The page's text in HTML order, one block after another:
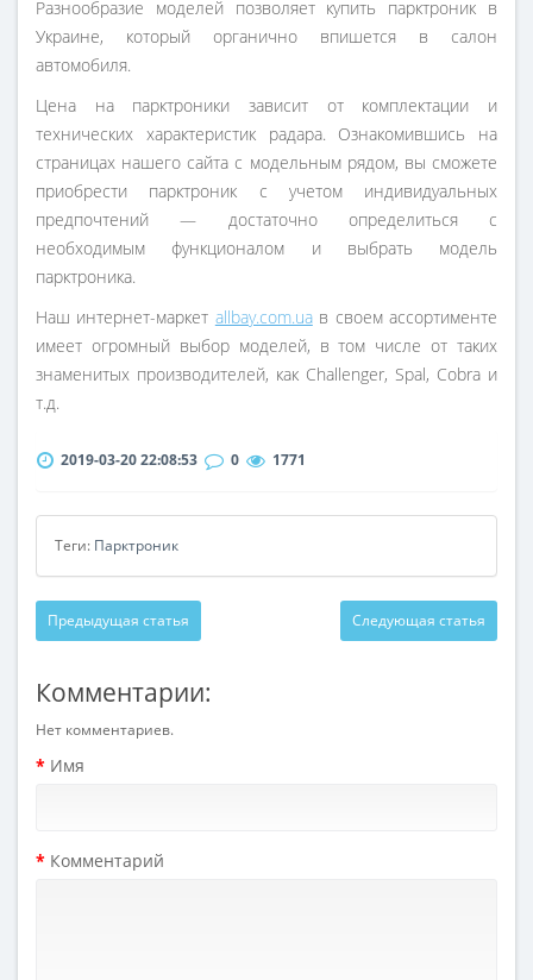
Разнообразие моделей позволяет купить парктроник в
Украине, который органично впишется в салон
автомобиля.
Цена на парктроники зависит от комплектации и
технических характеристик радара. Ознакомившись на
страницах нашего сайта с модельным рядом, вы сможете
приобрести парктроник с учетом индивидуальных
предпочтений — достаточно определиться с
необходимым функционалом и выбрать модель
парктроника.
Наш интернет-маркет allbay.com.uaв своем ассортименте
имеет огромный выбор моделей, в том числе от таких
знаменитых производителей, как Challenger, Spal, Cobra и
т.д.
2019-03-20 22:08:53 0 1771
Теги: Парктроник
Предыдущая статья Следующая статья
Комментарии:
Нет комментариев.
Имя
Комментарий